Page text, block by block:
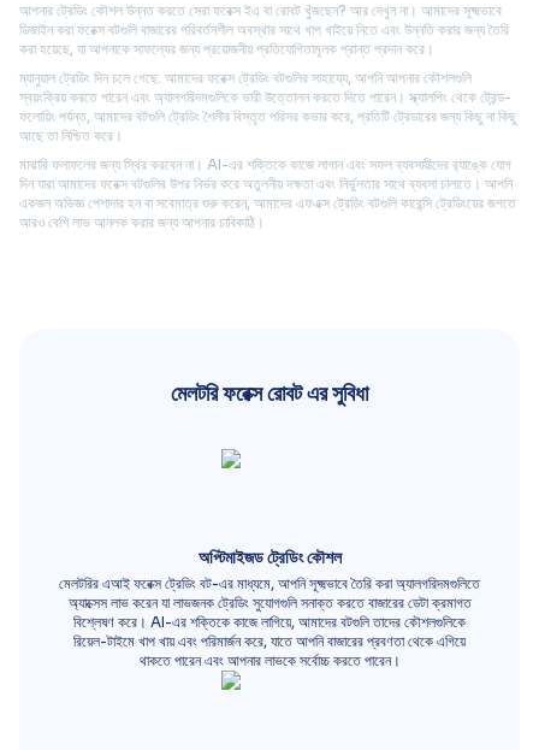
আপনার ট্রেডিং কৌশল উন্নত করতে সেরা ফরেক্স ইএ বা রোবট খুঁজছেন? আর দেখুন না। আমাদের সূক্ষ্মভাবে
ডিজাইন করা ফরেক্স বটগুলি বাজারের পরিবর্তনশীল অবস্থার সাথে খাপ খাইয়ে নিতে এবং উন্নতি করার জন্য তৈরি
করা হয়েছে, যা আপনাকে সাফল্যের জন্য প্রয়োজনীয় প্রতিযোগিতামূলক প্রান্ত প্রদান করে।
ম্যানুয়াল ট্রেডিং দিন চলে গেছে. আমাদের ফরেক্স ট্রেডিং বটগুলির সাহায্যে, আপনি আপনার কৌশলগুলি
স্বয়ংক্রিয় করতে পারেন এবং অ্যালগরিদমগুলিকে ভারী উত্তোলন করতে দিতে পারেন। স্ক্যালপিং থেকে ট্রেন্ড-
ফলোয়িং পর্যন্ত, আমাদের বটগুলি ট্রেডিং শৈলীর বিস্তৃত পরিসর কভার করে, প্রতিটি ট্রেডারের জন্য কিছু না কিছু
আছে তা নিশ্চিত করে।
মাঝারি ফলাফলের জন্য স্থির করবেন না। AI-এর শক্তিকে কাজে লাগান এবং সফল ব্যবসায়ীদের র‍্যাঙ্কে যোগ
দিন যারা আমাদের ফরেক্স বটগুলির উপর নির্ভর করে অতুলনীয় দক্ষতা এবং নির্ভুলতার সাথে ব্যবসা চালাতে। আপনি
একজন অভিজ্ঞ পেশাদার হন বা সবেমাত্র শুরু করেন, আমাদের এফএক্স ট্রেডিং বটগুলি কারেন্সি ট্রেডিংয়ের জগতে
আরও বেশি লাভ আনলক করার জন্য আপনার চাবিকাঠি।
মেলটরি ফরেক্স রোবট এর সুবিধা
অপ্টিমাইজড ট্রেডিং কৌশল
মেলটরির এআই ফরেক্স ট্রেডিং বট-এর মাধ্যমে, আপনি সূক্ষ্মভাবে তৈরি করা অ্যালগরিদমগুলিতে
অ্যাক্সেস লাভ করেন যা লাভজনক ট্রেডিং সুযোগগুলি সনাক্ত করতে বাজারের ডেটা ক্রমাগত
বিশ্লেষণ করে। AI-এর শক্তিকে কাজে লাগিয়ে, আমাদের বটগুলি তাদের কৌশলগুলিকে
রিয়েল-টাইমে খাপ খায় এবং পরিমার্জন করে, যাতে আপনি বাজারের প্রবণতা থেকে এগিয়ে
থাকতে পারেন এবং আপনার লাভকে সর্বোচ্চ করতে পারেন।